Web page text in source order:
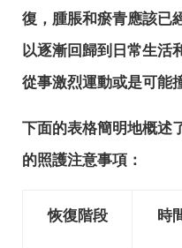
復，腫脹和瘀青應該已
以逐漸回歸到日常生活
從事激烈運動或是可能
下面的表格簡明地概述
的照護注意事項：
恢復階段 時